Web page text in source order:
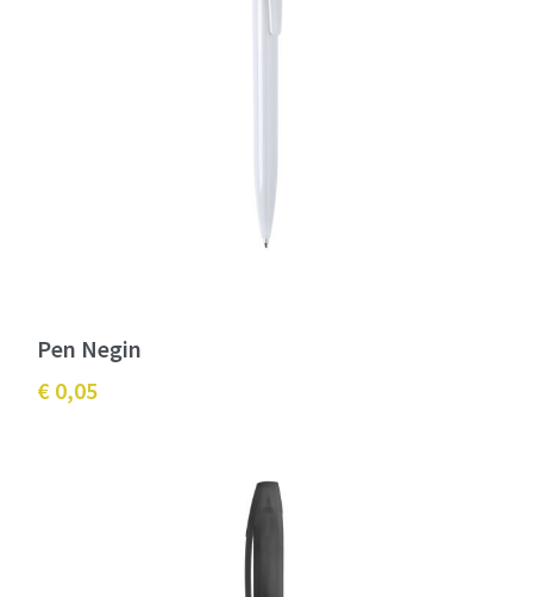
Pen Negin
€ 0,05